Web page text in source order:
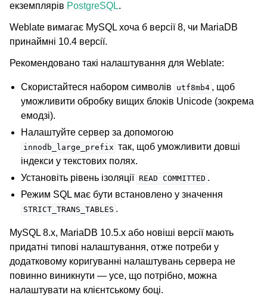
екземплярів PostgreSQL.
Weblate вимагає MySQL хоча б версії 8, чи MariaDB
принаймні 10.4 версії.
Рекомендовано такі налаштування для Weblate:
Скористайтеся набором символів utf8mb4 , щоб
уможливити обробку вищих блоків Unicode (зокрема
емодзі).
Налаштуйте сервер за допомогою
innodb_large_prefix так, щоб уможливити довші
індекси у текстових полях.
Установіть рівень ізоляції READ COMMITTED .
Режим SQL має бути встановлено у значення
STRICT_TRANS_TABLES .
MySQL 8.x, MariaDB 10.5.x або новіші версії мають
придатні типові налаштування, отже потреби у
додатковому коригуванні налаштувань сервера не
повинно виникнути — усе, що потрібно, можна
налаштувати на клієнтському боці.